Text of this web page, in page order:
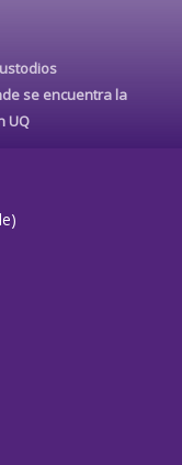
se encuentra la
UQ